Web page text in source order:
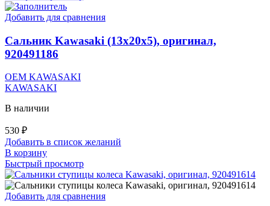
Добавить для сравнения
Сальник Kawasaki (13x20x5), оригинал,
920491186
OEM KAWASAKI
KAWASAKI
В наличии
530 ₽
Добавить в список желаний
В корзину
Быстрый просмотр
Добавить для сравнения